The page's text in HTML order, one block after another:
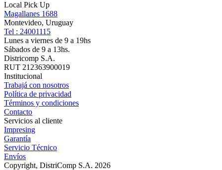
Local Pick Up
Magallanes 1688
Montevideo, Uruguay
Tel : 24001115
Lunes a viernes de 9 a 19hs
Sábados de 9 a 13hs.
Districomp S.A.
RUT 212363900019
Institucional
Trabajá con nosotros
Política de privacidad
Términos y condiciones
Contacto
Servicios al cliente
Impresing
Garantía
Servicio Técnico
Envíos
Copyright, DistriComp S.A. 2026